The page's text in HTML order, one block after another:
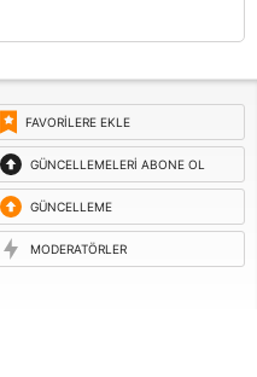
FAVORILERE EKLE
GÜNCELLEMELERI ABONE OL
GÜNCELLEME
ISTEĞI
MODERATÖRLER